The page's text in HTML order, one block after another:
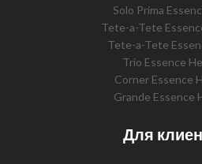
Solo Prima
Tete-a-Tete
Tete-a-Tete
Trio Essence
Corner Essence
Grande Essence
Для